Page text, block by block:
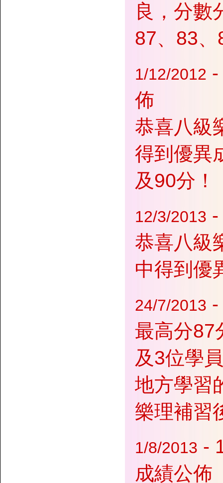
良，分數
87、83、
1/12/2012 -
佈
恭喜八級
得到優異
及90分！
12/3/2013 -
恭喜八級
中得到優
24/7/2013 -
最高分87
及3位學
地方學習
樂理補習
1/8/2013 -
成績公佈